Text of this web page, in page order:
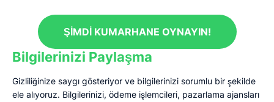
ŞIMDI KUMARHANE OYNAYIN!
Bilgilerinizi Paylaşma
Gizliliğinize saygı gösteriyor ve bilgilerinizi sorumlu bir şekilde
ele alıyoruz. Bilgilerinizi, ödeme işlemcileri, pazarlama ajansları